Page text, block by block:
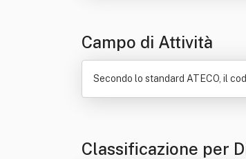
Campo di Attività
Secondo lo standard ATECO, il
Classificazione per